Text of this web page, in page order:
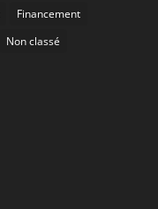
Financement
Non classé